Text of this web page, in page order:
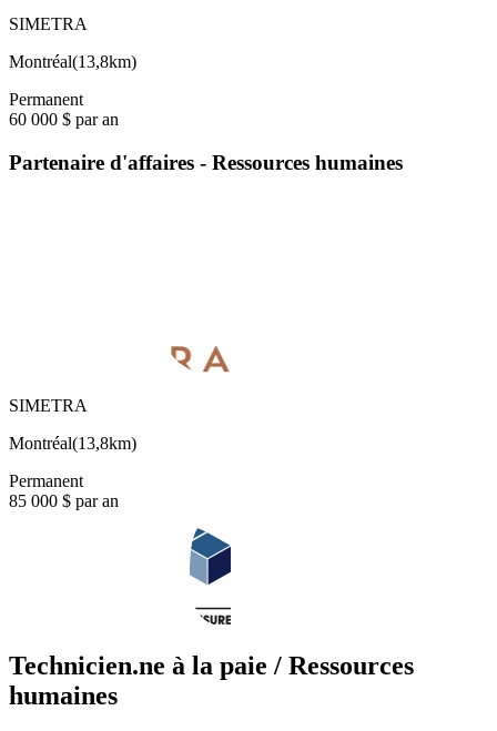
SIMETRA
Montréal(13,8km)
Permanent
60 000 $ par an
Partenaire d'affaires - Ressources humaines
SIMETRA
Montréal(13,8km)
Permanent
85 000 $ par an
Technicien.ne à la paie / Ressources
humaines